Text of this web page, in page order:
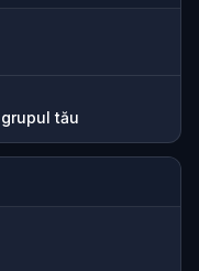
tău